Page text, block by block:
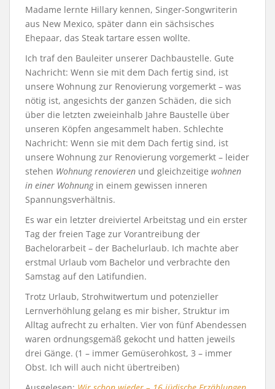
Madame lernte Hillary kennen, Singer-Songwriterin
aus New Mexico, später dann ein sächsisches
Ehepaar, das Steak tartare essen wollte.
Ich traf den Bauleiter unserer Dachbaustelle. Gute
Nachricht: Wenn sie mit dem Dach fertig sind, ist
unsere Wohnung zur Renovierung vorgemerkt – was
nötig ist, angesichts der ganzen Schäden, die sich
über die letzten zweieinhalb Jahre Baustelle über
unseren Köpfen angesammelt haben. Schlechte
Nachricht: Wenn sie mit dem Dach fertig sind, ist
unsere Wohnung zur Renovierung vorgemerkt – leider
stehen Wohnung renovieren und gleichzeitige wohnen
in einer Wohnung in einem gewissen inneren
Spannungsverhältnis.
Es war ein letzter dreiviertel Arbeitstag und ein erster
Tag der freien Tage zur Vorantreibung der
Bachelorarbeit – der Bachelurlaub. Ich machte aber
erstmal Urlaub vom Bachelor und verbrachte den
Samstag auf den Latifundien.
Trotz Urlaub, Strohwitwertum und potenzieller
Lernverhöhlung gelang es mir bisher, Struktur im
Alltag aufrecht zu erhalten. Vier von fünf Abendessen
waren ordnungsgemäß gekocht und hatten jeweils
drei Gänge. (1 – immer Gemüserohkost, 3 – immer
Obst. Ich will auch nicht übertreiben)